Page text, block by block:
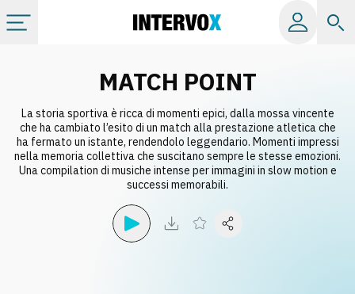
Album
Label
MATCH POINT
La storia sportiva è ricca di momenti epici, dalla mossa vincente
che ha cambiato l’esito di un match alla prestazione atletica che
ha fermato un istante, rendendolo leggendario. Momenti impressi
nella memoria collettiva che suscitano sempre le stesse emozioni.
Una compilation di musiche intense per immagini in slow motion e
successi memorabili.